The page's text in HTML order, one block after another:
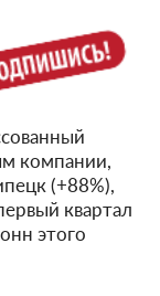
компании,
(+88%),
квартал
этого